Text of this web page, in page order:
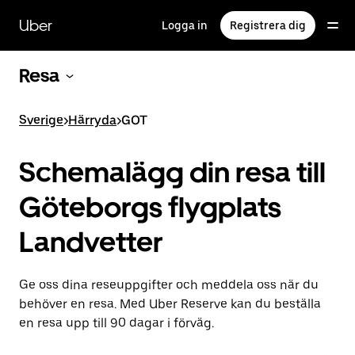
huvudinnehållet
Uber Logga in Registrera dig
Resa
Sverige>Härryda>GOT
Schemalägg din resa till
Göteborgs flygplats
Landvetter
Ge oss dina reseuppgifter och meddela oss när du
behöver en resa. Med Uber Reserve kan du beställa
en resa upp till 90 dagar i förväg.